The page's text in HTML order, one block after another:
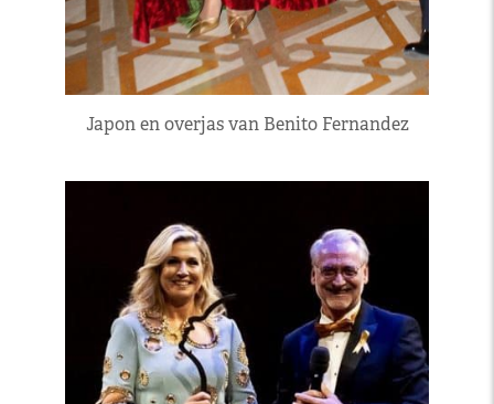
Japon en overjas van Benito Fernandez